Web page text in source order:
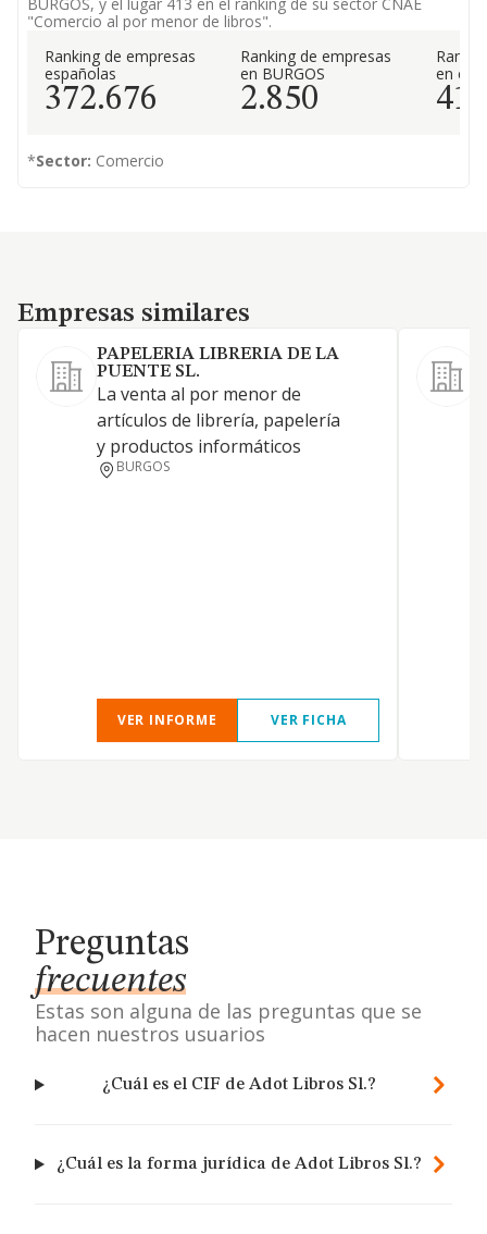
"Comercio al por menor de libros".
Ranking de empresas
españolas
372.676
Ranking de empresas
en BURGOS
2.850
en el
413
*Sector: Comercio
Empresas similares
Empresas similares
PAPELERIA LIBRERIA DE LA
PUENTE SL.
La venta al por menor de
artículos de librería, papelería
y productos informáticos
BURGOS
VER INFORME VER FICHA
Preguntas
frecuentes
Estas son alguna de las preguntas que se
hacen nuestros usuarios
¿Cuál es el CIF de Adot Libros Sl.?
¿Cuál es la forma jurídica de Adot Libros Sl.?